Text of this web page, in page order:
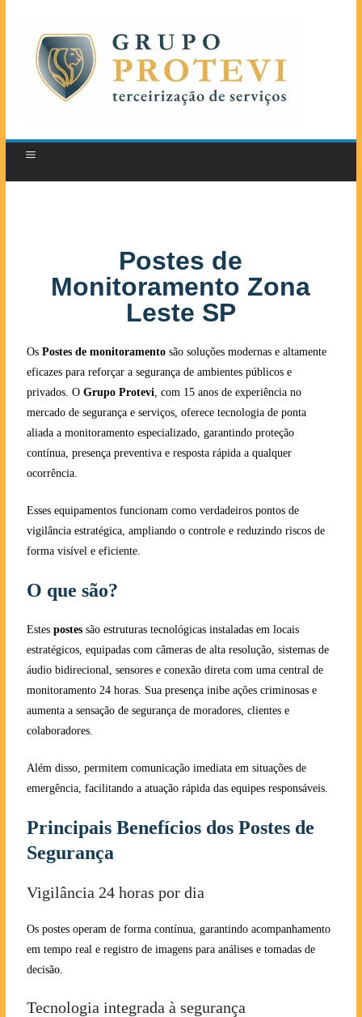
Postes de
Monitoramento Zona
Leste SP
Os Postes de monitoramentosão soluções modernas e altamente
eficazes para reforçar a segurança de ambientes públicos e
privados. O Grupo Protevi, com 15 anos de experiência no
mercado de segurança e serviços, oferece tecnologia de ponta
aliada a monitoramento especializado, garantindo proteção
contínua, presença preventiva e resposta rápida a qualquer
ocorrência.
Esses equipamentos funcionam como verdadeiros pontos de
vigilância estratégica, ampliando o controle e reduzindo riscos de
forma visível e eficiente.
O que são?
Estes postessão estruturas tecnológicas instaladas em locais
estratégicos, equipadas com câmeras de alta resolução, sistemas de
áudio bidirecional, sensores e conexão direta com uma central de
monitoramento 24 horas. Sua presença inibe ações criminosas e
aumenta a sensação de segurança de moradores, clientes e
colaboradores.
Além disso, permitem comunicação imediata em situações de
emergência, facilitando a atuação rápida das equipes responsáveis.
Principais Benefícios dos Postes de
Segurança
Vigilância 24 horas por dia
Os postes operam de forma contínua, garantindo acompanhamento
em tempo real e registro de imagens para análises e tomadas de
decisão.
Tecnologia integrada à segurança